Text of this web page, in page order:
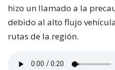
hizo un llamado a la
debido al alto flujo
rutas de la región.